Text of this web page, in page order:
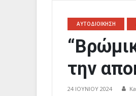
ΑΥΤΟΔΙΟΙΚΗΣΗ
την
24 ΙΟΥΝΊΟΥ 2024